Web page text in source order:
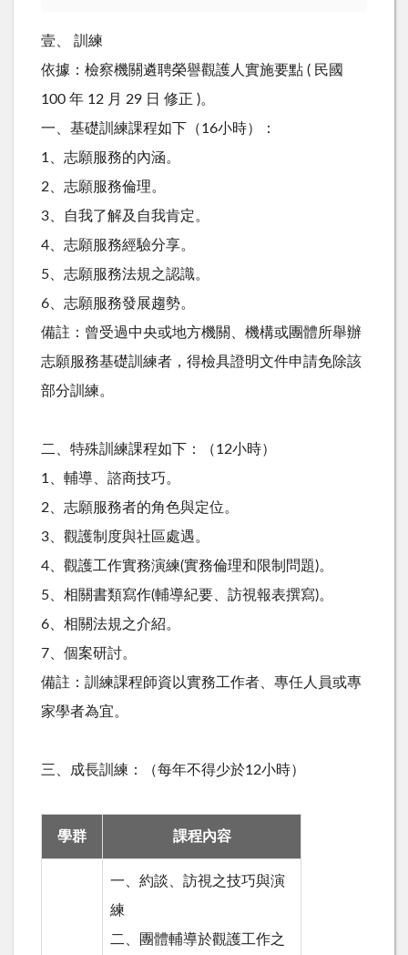
壹、 訓練
依據：檢察機關遴聘榮譽觀護人實施要點 ( 民國
100 年 12 月 29 日 修正 )。
一、基礎訓練課程如下（16小時）：
1、志願服務的內涵。
2、志願服務倫理。
3、自我了解及自我肯定。
4、志願服務經驗分享。
5、志願服務法規之認識。
6、志願服務發展趨勢。
備註：曾受過中央或地方機關、機構或團體所舉辦
志願服務基礎訓練者，得檢具證明文件申請免除該
部分訓練。
二、特殊訓練課程如下：（12小時）
1、輔導、諮商技巧。
2、志願服務者的角色與定位。
3、觀護制度與社區處遇。
4、觀護工作實務演練(實務倫理和限制問題)。
5、相關書類寫作(輔導紀要、訪視報表撰寫)。
6、相關法規之介紹。
7、個案研討。
備註：訓練課程師資以實務工作者、專任人員或專
家學者為宜。
三、成長訓練：（每年不得少於12小時）
學群 課程內容
一、約談、訪視之技巧與演
練
二、團體輔導於觀護工作之